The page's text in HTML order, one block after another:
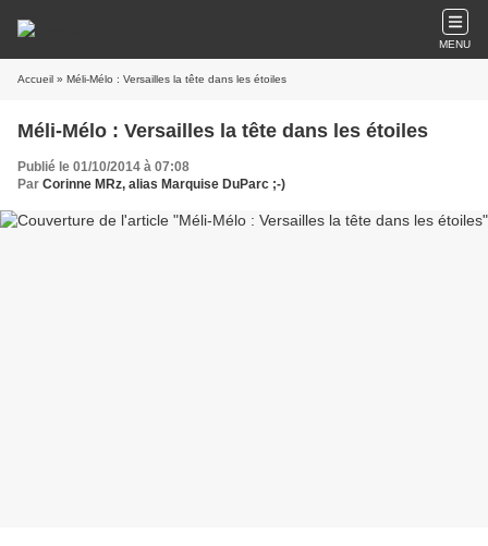
MENU
Accueil » Méli-Mélo : Versailles la tête dans les étoiles
Méli-Mélo : Versailles la tête dans les étoiles
Publié le 01/10/2014 à 07:08
Par Corinne MRz, alias Marquise DuParc ;-)